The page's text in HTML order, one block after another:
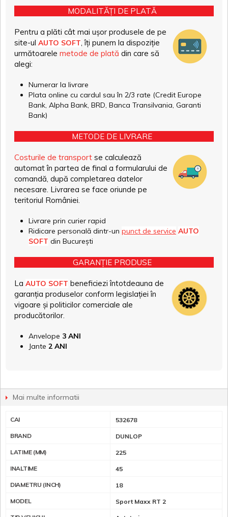
MODALITĂȚI DE PLATĂ
Pentru a plăti cât mai ușor produsele de pe
site-ul AUTO SOFT , îți punem la dispoziție
următoarele metode de plată din care să
alegi:
Numerar la livrare
Plata online cu cardul sau în 2/3 rate (Credit Europe
Bank, Alpha Bank, BRD, Banca Transilvania, Garanti
Bank)
METODE DE LIVRARE
Costurile de transport se calculează
automat în partea de final a formularului de
comandă, după completarea datelor
necesare. Livrarea se face oriunde pe
teritoriul României.
Livrare prin curier rapid
Ridicare personală dintr-un punct de service AUTO
SOFT din București
GARANȚIE PRODUSE
La AUTO SOFT beneficiezi întotdeauna de
garanția produselor conform legislației în
vigoare și politicilor comerciale ale
producătorilor.
Anvelope 3 ANI
Jante 2 ANI
Mai multe informatii
CAI 532678
BRAND DUNLOP
LATIME (MM) 225
INALTIME 45
DIAMETRU (INCH) 18
MODEL Sport Maxx RT 2